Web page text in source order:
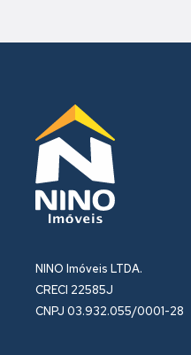
NINO Imóveis LTDA.
CRECI 22585J
CNPJ 03.932.055/0001-28